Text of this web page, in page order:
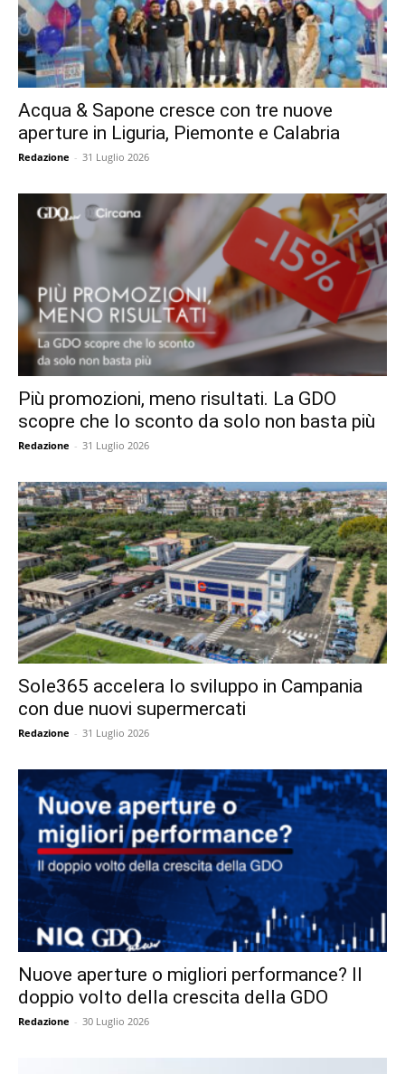
Acqua & Sapone cresce con tre nuove
aperture in Liguria, Piemonte e Calabria
Redazione - 31 Luglio 2026
Più promozioni, meno risultati. La GDO
scopre che lo sconto da solo non basta più
Redazione - 31 Luglio 2026
Sole365 accelera lo sviluppo in Campania
con due nuovi supermercati
Redazione - 31 Luglio 2026
Nuove aperture o migliori performance? Il
doppio volto della crescita della GDO
Redazione - 30 Luglio 2026